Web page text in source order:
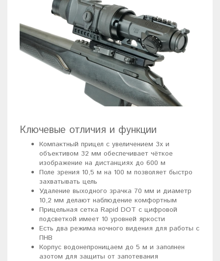
Ключевые отличия и функции
Компактный прицел с увеличением 3x и
объективом 32 мм обеспечивает чёткое
изображение на дистанциях до 600 м
Поле зрения 10,5 м на 100 м позволяет быстро
захватывать цель
Удаление выходного зрачка 70 мм и диаметр
10,2 мм делают наблюдение комфортным
Прицельная сетка Rapid DOT с цифровой
подсветкой имеет 10 уровней яркости
Есть два режима ночного видения для работы с
ПНВ
Корпус водонепроницаем до 5 м и заполнен
азотом для защиты от запотевания